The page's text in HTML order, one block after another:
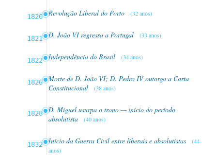
1820 Revolução Liberal do Porto (32 anos)
1821 D. João VI regressa a Portugal (33 anos)
1822 Independência do Brasil (34 anos)
1826
Morte de D. João VI; D. Pedro IV outorga a Carta
Constitucional
(38 anos)
1828
D. Miguel usurpa o trono — início do período
absolutista
(40 anos)
1832 Início da Guerra Civil entre liberais e absolutistas
(44
anos)